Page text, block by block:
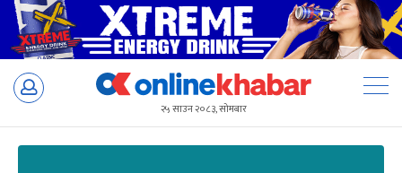
Skip
२५ साउन २०८३, सोमबार